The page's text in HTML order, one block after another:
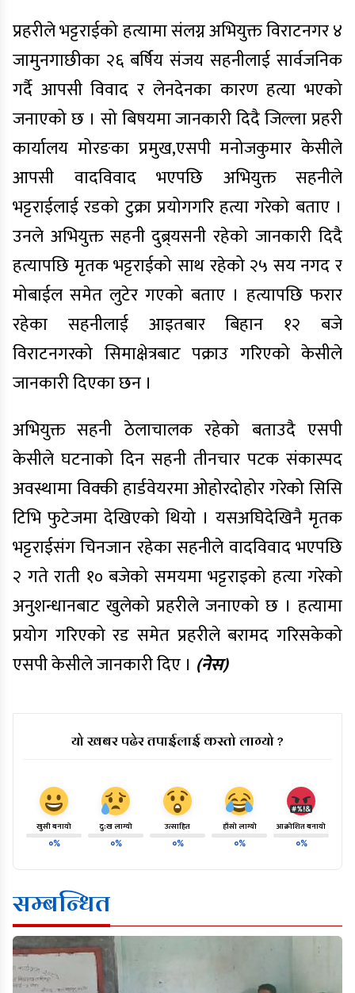
प्रहरीले भट्टराईको हत्यामा संलग्न अभियुक्त विराटनगर ४
जामुनगाछीका २६ बर्षिय संजय सहनीलाई सार्वजनिक
गर्दै आपसी विवाद र लेनदेनका कारण हत्या भएको
जनाएको छ । सो बिषयमा जानकारी दिदै जिल्ला प्रहरी
कार्यालय मोरङका प्रमुख,एसपी मनोजकुमार केसीले
आपसी वादविवाद भएपछि अभियुक्त सहनीले
भट्टराईलाई रडको टुक्रा प्रयोगगरि हत्या गरेको बताए ।
उनले अभियुक्त सहनी दुब्र्यसनी रहेको जानकारी दिदै
हत्यापछि मृतक भट्टराईको साथ रहेको २५ सय नगद र
मोबाईल समेत लुटेर गएको बताए । हत्यापछि फरार
रहेका सहनीलाई आइतबार बिहान १२ बजे
विराटनगरको सिमाक्षेत्रबाट पक्राउ गरिएको केसीले
जानकारी दिएका छन ।
अभियुक्त सहनी ठेलाचालक रहेको बताउदै एसपी
केसीले घटनाको दिन सहनी तीनचार पटक संकास्पद
अवस्थामा विक्की हार्डवेयरमा ओहोरदोहोर गरेको सिसि
टिभि फुटेजमा देखिएको थियो । यसअघिदेखिनै मृतक
भट्टराईसंग चिनजान रहेका सहनीले वादविवाद भएपछि
२ गते राती १० बजेको समयमा भट्टराइको हत्या गरेको
अनुशन्धानबाट खुलेको प्रहरीले जनाएको छ । हत्यामा
प्रयोग गरिएको रड समेत प्रहरीले बरामद गरिसकेको
एसपी केसीले जानकारी दिए । (नेस)
यो खबर पढेर तपाईलाई कस्तो लाग्यो ?
खुसी बनायो
०%
दु:ख लाग्यो
०%
उत्साहित
०%
हाँसो लाग्यो
०%
आक्रोशित बनायो
०%
सम्बन्धित